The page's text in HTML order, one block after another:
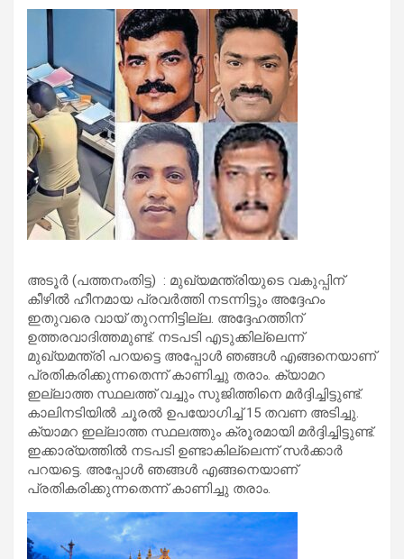
അടൂര്‍ (പത്തനംതിട്ട) : മുഖ്യമന്ത്രിയുടെ വകുപ്പിന്
കീഴില്‍ ഹീനമായ പ്രവര്‍ത്തി നടന്നിട്ടും അദ്ദേഹം
ഇതുവരെ വായ് തുറന്നിട്ടില്ല. അദ്ദേഹത്തിന്
ഉത്തരവാദിത്തമുണ്ട്. നടപടി എടുക്കില്ലെന്ന്
മുഖ്യമന്ത്രി പറയട്ടെ അപ്പോള്‍ ഞങ്ങള്‍ എങ്ങനെയാണ്
പ്രതികരിക്കുന്നതെന്ന് കാണിച്ചു തരാം. ക്യാമറ
ഇല്ലാത്ത സ്ഥലത്ത് വച്ചും സുജിത്തിനെ മര്‍ദ്ദിച്ചിട്ടുണ്ട്.
കാലിനടിയില്‍ ചൂരല്‍ ഉപയോഗിച്ച് 15 തവണ അടിച്ചു.
ക്യാമറ ഇല്ലാത്ത സ്ഥലത്തും ക്രൂരമായി മര്‍ദ്ദിച്ചിട്ടുണ്ട്.
ഇക്കാര്യത്തില്‍ നടപടി ഉണ്ടാകില്ലെന്ന് സര്‍ക്കാര്‍
പറയട്ടെ. അപ്പോള്‍ ഞങ്ങള്‍ എങ്ങനെയാണ്
പ്രതികരിക്കുന്നതെന്ന് കാണിച്ചു തരാം.